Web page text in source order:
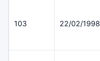
103 22/02/1998